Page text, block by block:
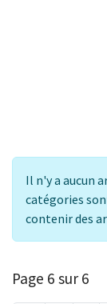
Info
Il n'y a aucun
catégories
contenir des
Page 6 sur 6